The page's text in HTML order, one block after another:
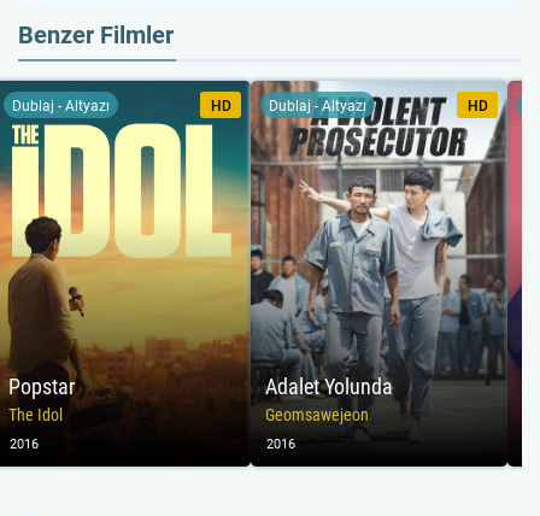
Benzer Filmler
Popstar
The Idol
Dublaj - Altyazı HD
2016
Adalet Yolunda
Geomsawejeon
Dublaj - Altyazı HD
2016